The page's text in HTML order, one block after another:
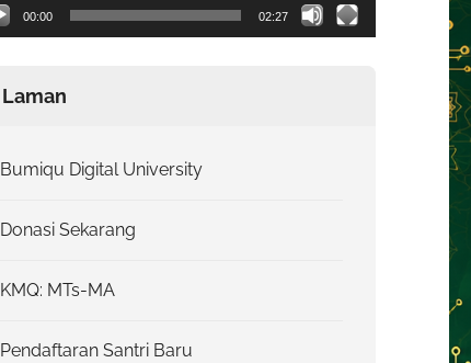
00:00 02:27
Laman
Bumiqu Digital University
Donasi Sekarang
KMQ: MTs-MA
Pendaftaran Santri Baru